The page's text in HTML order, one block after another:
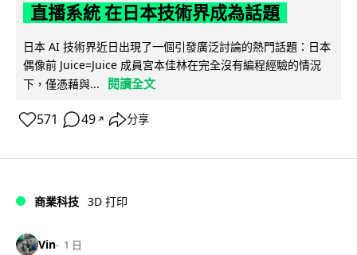
直播系統 在日本技術界成為話題
日本 AI 技術界近日出現了一個引發廣泛討論的熱門話題：日本
偶像前 Juice=Juice 成員宮本佳林在完全沒有編程經驗的情況
下，僅憑藉與...
閱讀全文
571 49 ↗ 分享
商業科技 3D 打印
Vin 1 日